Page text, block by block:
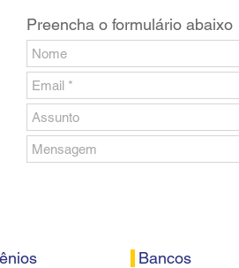
Preencha o formulário abaixo
Bancos